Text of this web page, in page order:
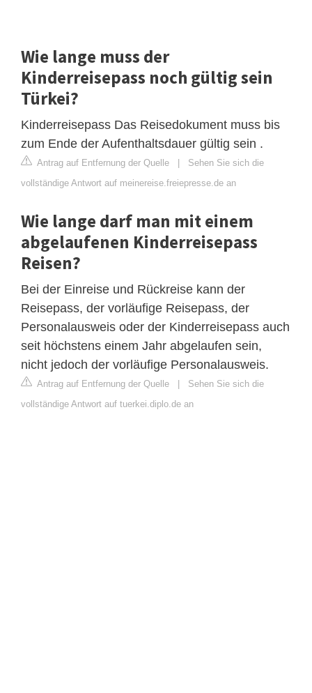
Wie lange muss der
Kinderreisepass noch gültig sein
Türkei?
Kinderreisepass Das Reisedokument muss bis
zum Ende der Aufenthaltsdauer gültig sein .
Antrag auf Entfernung der Quelle
Sehen Sie sich die
vollständige Antwort auf meinereise.freiepresse.de an
Wie lange darf man mit einem
abgelaufenen Kinderreisepass
Reisen?
Bei der Einreise und Rückreise kann der
Reisepass, der vorläufige Reisepass, der
Personalausweis oder der Kinderreisepass auch
seit höchstens einem Jahr abgelaufen sein,
nicht jedoch der vorläufige Personalausweis.
Antrag auf Entfernung der Quelle
Sehen Sie sich die
vollständige Antwort auf tuerkei.diplo.de an